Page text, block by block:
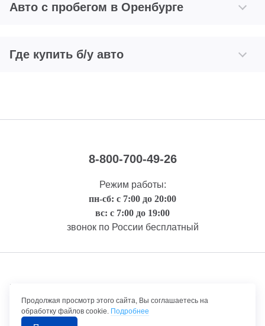
Авто с пробегом в Оренбурге
Где купить б/у авто
8-800-700-49-26
Режим работы:
пн-сб: с 7:00 до 20:00
вс: с 7:00 до 19:00
звонок по России бесплатный
Правовая информация
Продолжая просмотр этого сайта, Вы соглашаетесь на
обработку файлов cookie. Подробнее